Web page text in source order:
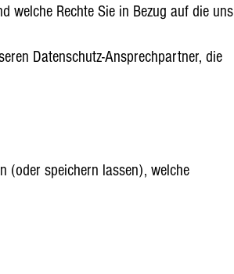
welche Rechte Sie in Bezug auf die uns
Datenschutz-Ansprechpartner, die
(oder speichern lassen), welche